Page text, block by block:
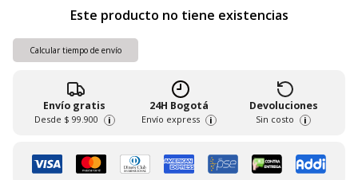
Este producto no tiene existencias
Calcular tiempo de envío
Envío gratis
Desde $ 99.900 i
24H Bogotá
Envío express i
Devoluciones
Sin costo i